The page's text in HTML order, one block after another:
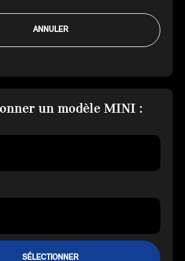
ANNULER
un modèle MINI :
SÉLECTIONNER